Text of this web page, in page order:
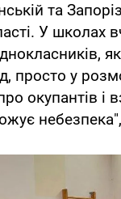
та
У школах
просто у
окупантів і